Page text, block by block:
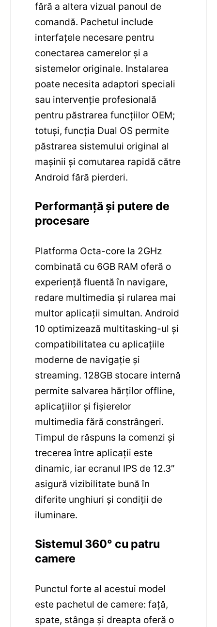
fără a altera vizual panoul de
comandă. Pachetul include
interfațele necesare pentru
conectarea camerelor și a
sistemelor originale. Instalarea
poate necesita adaptori speciali
sau intervenție profesională
pentru păstrarea funcțiilor OEM;
totuși, funcția Dual OS permite
păstrarea sistemului original al
mașinii și comutarea rapidă către
Android fără pierderi.
Performanță și putere de
procesare
Platforma Octa-core la 2GHz
combinată cu 6GB RAM oferă o
experiență fluentă în navigare,
redare multimedia și rularea mai
multor aplicații simultan. Android
10 optimizează multitasking-ul și
compatibilitatea cu aplicațiile
moderne de navigație și
streaming. 128GB stocare internă
permite salvarea hărților offline,
aplicațiilor și fișierelor
multimedia fără constrângeri.
Timpul de răspuns la comenzi și
trecerea între aplicații este
dinamic, iar ecranul IPS de 12.3″
asigură vizibilitate bună în
diferite unghiuri și condiții de
iluminare.
Sistemul 360° cu patru
camere
Punctul forte al acestui model
este pachetul de camere: față,
spate, stânga și dreapta oferă o